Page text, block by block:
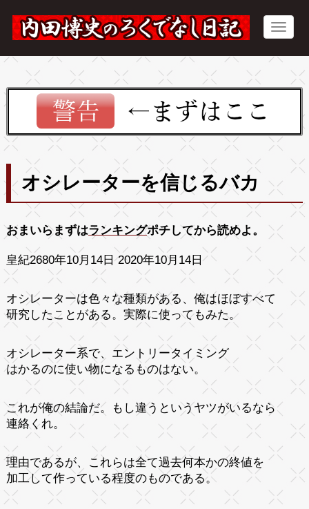
オシレーターを信じるバカ
おまいらまずはランキングポチしてから読めよ。
皇紀2680年10月14日 2020年10月14日
オシレーターは色々な種類がある、俺はほぼすべて
研究したことがある。実際に使ってもみた。
オシレーター系で、エントリータイミング
はかるのに使い物になるものはない。
これが俺の結論だ。もし違うというヤツがいるなら
連絡くれ。
理由であるが、これらは全て過去何本かの終値を
加工して作っている程度のものである。